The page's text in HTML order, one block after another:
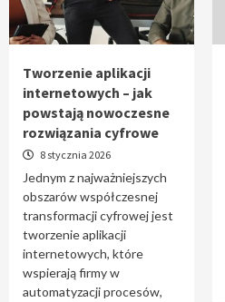
Tworzenie aplikacji
internetowych – jak
powstają nowoczesne
rozwiązania cyfrowe
8 stycznia 2026
Jednym z najważniejszych
obszarów współczesnej
transformacji cyfrowej jest
tworzenie aplikacji
internetowych, które
wspierają firmy w
automatyzacji procesów,